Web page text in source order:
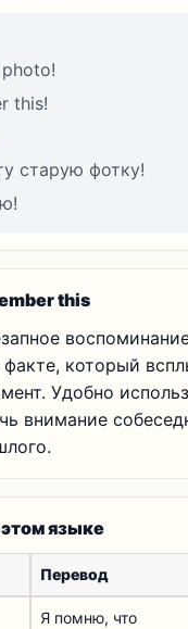
this!
старую фотку!
this
который
Удобно
внимание
языке
Перевод
Я помню, что